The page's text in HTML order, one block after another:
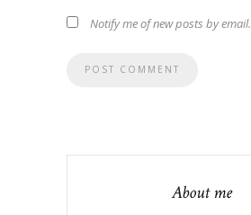
Notify me of new posts by email.
About me